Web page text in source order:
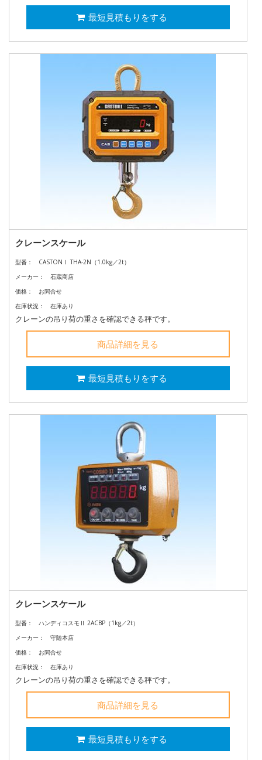
最短見積もりをする
クレーンスケール
型番：
CASTONⅠ THA-2N（1.0kg／2t）
メーカー：
石蔵商店
価格：
お問合せ
在庫状況：
在庫あり
クレーンの吊り荷の重さを確認できる秤です。
商品詳細を見る
最短見積もりをする
クレーンスケール
型番：
ハンディコスモⅡ 2ACBP（1kg／2t）
メーカー：
守随本店
価格：
お問合せ
在庫状況：
在庫あり
クレーンの吊り荷の重さを確認できる秤です。
商品詳細を見る
最短見積もりをする